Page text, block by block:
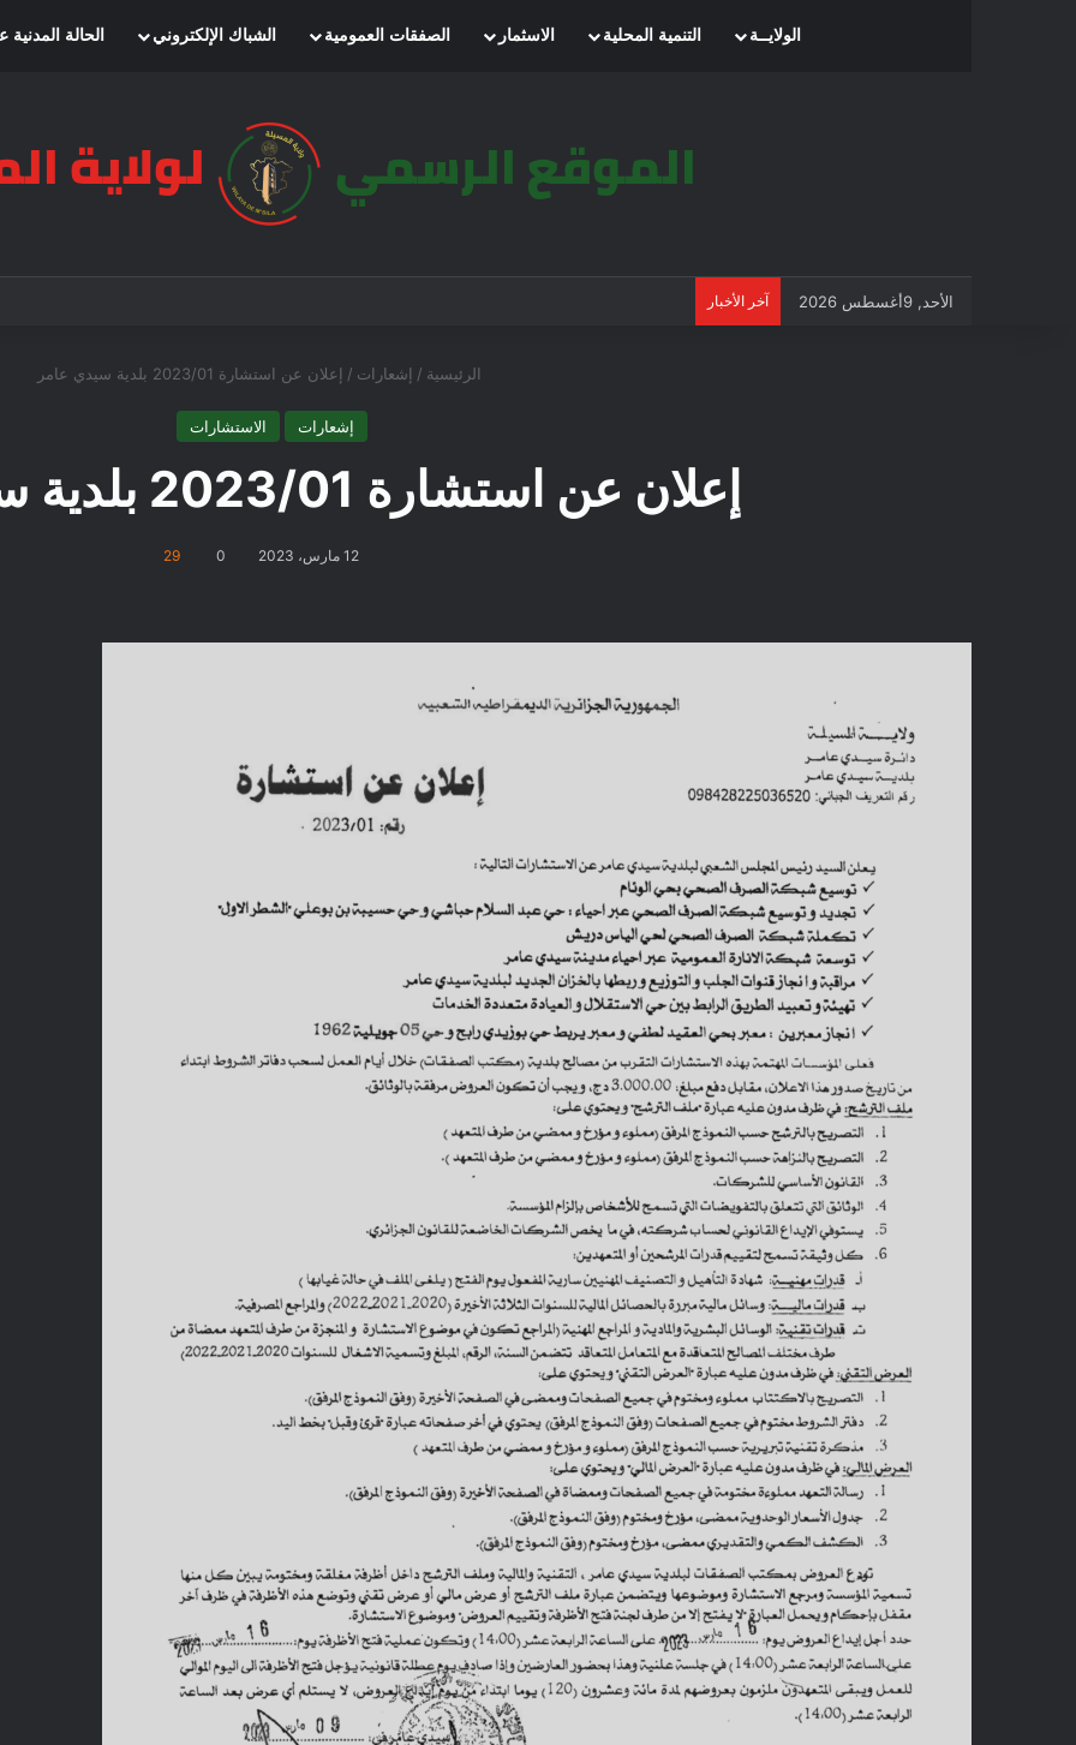
الرئيسيةالولايــة التنمية المحلية الاسثمار الصفقات العمومية الشباك الإلكتروني الحالة
الأحد, 9أغسطس 2026 آخر الأخبار
الرئيسية / إشعارات / إعلان عن استشارة 2023/01 بلدية سيدي عامر
إشعارات الاستشارات
إعلان عن استشارة 2023/01 بلدية سيدي عامر
12 مارس، 2023 0
29